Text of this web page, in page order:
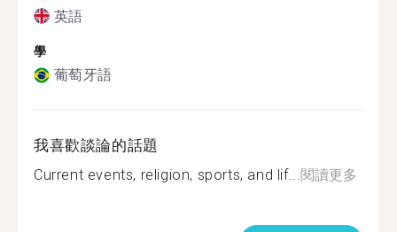
英語
學
葡萄牙語
我喜歡談論的話題
Current events, religion, sports, and lif...閱讀更多